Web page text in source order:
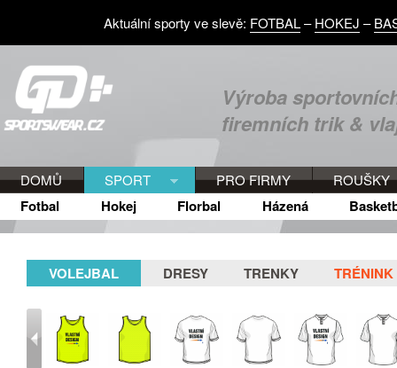
Výroba
firemních trik &
DOMŮ SPORT PRO FIRMY ROUŠKY
Fotbal Hokej Florbal Házená
VOLEJBAL DRESY TRENKY TRÉNINK
Aktuální sporty ve slevě: FOTBAL–HOKEJ –